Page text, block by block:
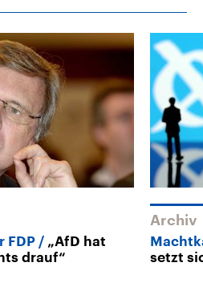
FDP
„AfD hat
drauf“
Archiv
setzt